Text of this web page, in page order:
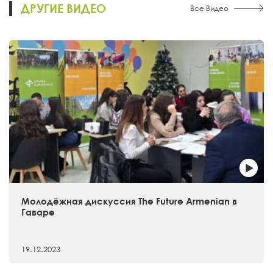
ДРУГИЕ ВИДЕО Все Видео
Молодёжная дискуссия The Future Armenian в
Гаваре
19.12.2023